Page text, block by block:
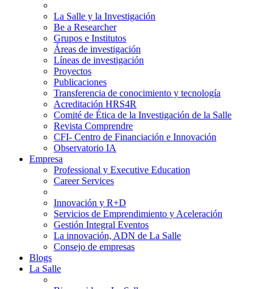
La Salle y la Investigación
Be a Researcher
Grupos e Institutos
Áreas de investigación
Líneas de investigación
Proyectos
Publicaciones
Transferencia de conocimiento y tecnología
Acreditación HRS4R
Comité de Ética de la Investigación de la Salle
Revista Comprendre
CFI- Centro de Financiación e Innovación
Observatorio IA
Empresa
Professional y Executive Education
Career Services
Innovación y R+D
Servicios de Emprendimiento y Aceleración
Gestión Integral Eventos
La innovación, ADN de La Salle
Consejo de empresas
Blogs
La Salle